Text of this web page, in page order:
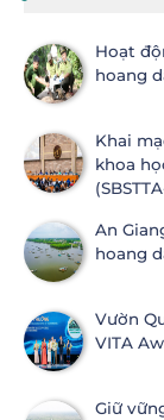
Hoạt
hoang
Khai
khoa
An
hoang
Vườn
VITA
Giữ